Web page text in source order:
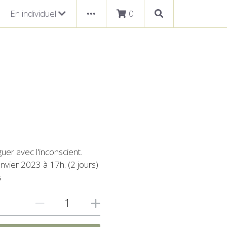
En individuel ••• 0
avec l'inconscient.
2023 à 17h. (2 jours)